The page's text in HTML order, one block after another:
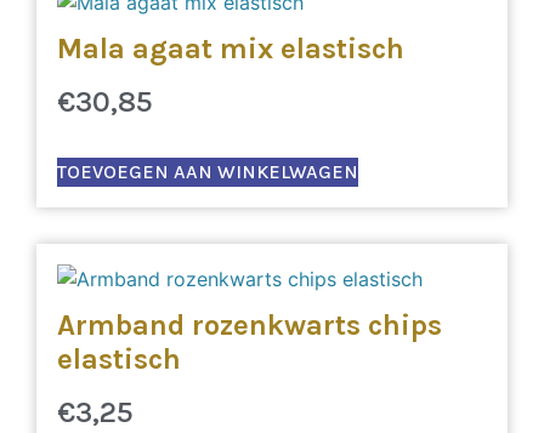
Mala agaat mix elastisch
€30,85
TOEVOEGEN AAN WINKELWAGEN
Armband rozenkwarts chips
elastisch
€3,25